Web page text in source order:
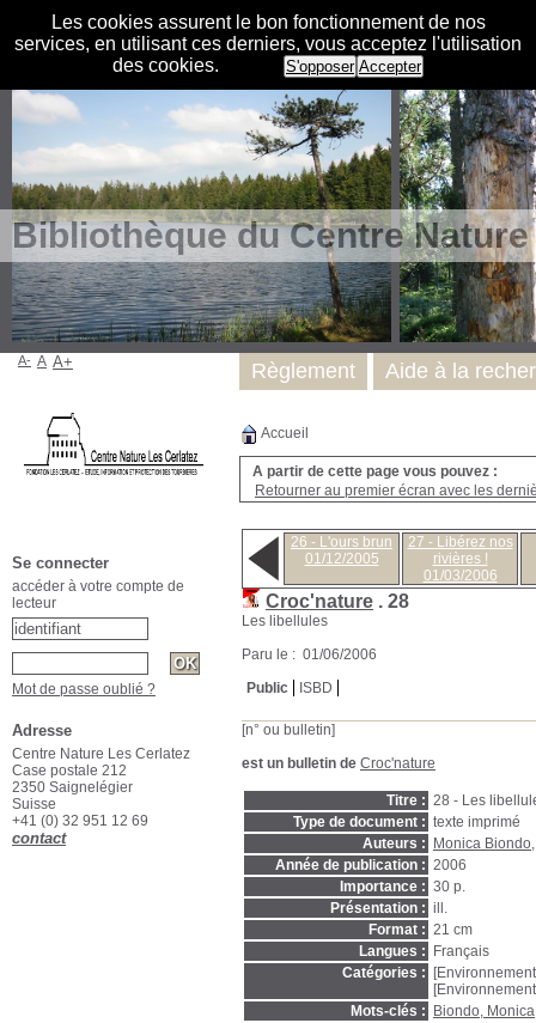
Les cookies assurent le bon fonctionnement de nos
services, en utilisant ces derniers, vous acceptez l'utilisation
des cookies.
S'opposer Accepter
Bibliothèque du Centre
Accueil
A partir de cette page vous pouvez :
Retourner au premier écran avec les
26 - L'ours brun
01/12/2005
27 - Libérez nos
rivières !
01/03/2006
Croc'nature . 28
Les libellules
Paru le : 01/06/2006
Public
ISBD
[n° ou bulletin]
est un bulletin de Croc'nature
Titre : 28 - Les
Type de document : texte imprimé
Auteurs :
Monica Biondo
Année de publication : 2006
Importance : 30 p.
Présentation : ill.
Format : 21 cm
Langues :
Français
Catégories :
Mots-clés :
Biondo, Monica
Règlement Aide à la
A- A A+
Se connecter
accéder à votre compte de
lecteur
Mot de passe oublié ?
Adresse
Centre Nature Les Cerlatez
Case postale 212
2350 Saignelégier
Suisse
+41 (0) 32 951 12 69
contact